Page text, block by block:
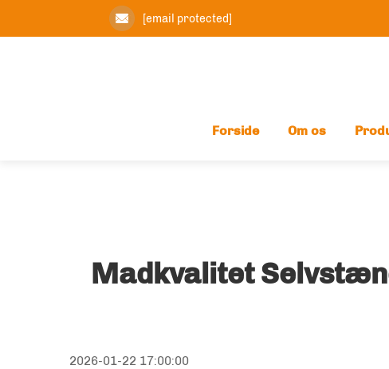
[email protected]
Forside Om os
Madkvalitet
2026-01-22 17:00:00